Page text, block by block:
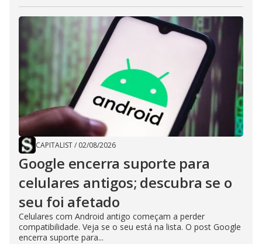
CAPITALIST/ 02/08/2026
Google encerra suporte para
celulares antigos; descubra se o
seu foi afetado
Celulares com Android antigo começam a perder
compatibilidade. Veja se o seu está na lista. O post Google
encerra suporte para...